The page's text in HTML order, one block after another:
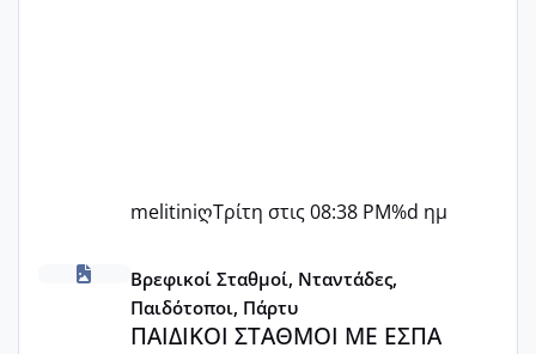
melitiniღΤρίτη στις 08:38 PM%d ημ
ΠΑΙΔΙΚΟΙ ΣΤΑΘΜΟΙ ΜΕ ΕΣΠΑ
Βρεφικοί Σταθμοί, Νταντάδες,
Παιδότοποι, Πάρτυ
ΠΑΙΔΙΚΟΙ ΣΤΑΘΜΟΙ ΜΕ ΕΣΠΑ